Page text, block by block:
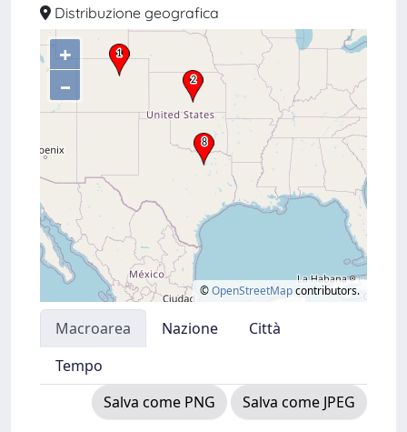
Distribuzione geografica
+
–
©OpenStreetMapcontributors.
Macroarea Nazione
Città
Tempo
Salva come PNG
Salva come JPEG